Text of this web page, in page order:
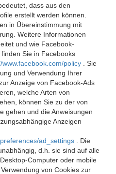
dass aus den
erstellt werden können.
in Übereinstimmung mit
Weitere Informationen
und wie Facebook-
Sie in Facebooks
www.facebook.com/policy
. Sie
und Verwendung Ihrer
Anzeige von Facebook-Ads
welche Arten von
können Sie zu der von
gehen und die Anweisungen
Anzeigen
ad_settings
. Die
d.h. sie sind auf alle
Computer oder mobile
von Cookies zur